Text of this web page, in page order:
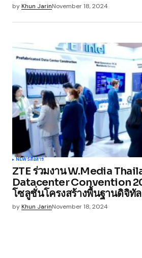
byKhun JarinNovember 18, 2024
NEWSสื่อสาร
ZTE ร่วมงาน W.Media
Datacenter Convention
โซลูชั่นโครงสร้างพื้นฐานดิจิทั
byKhun JarinNovember 18, 2024